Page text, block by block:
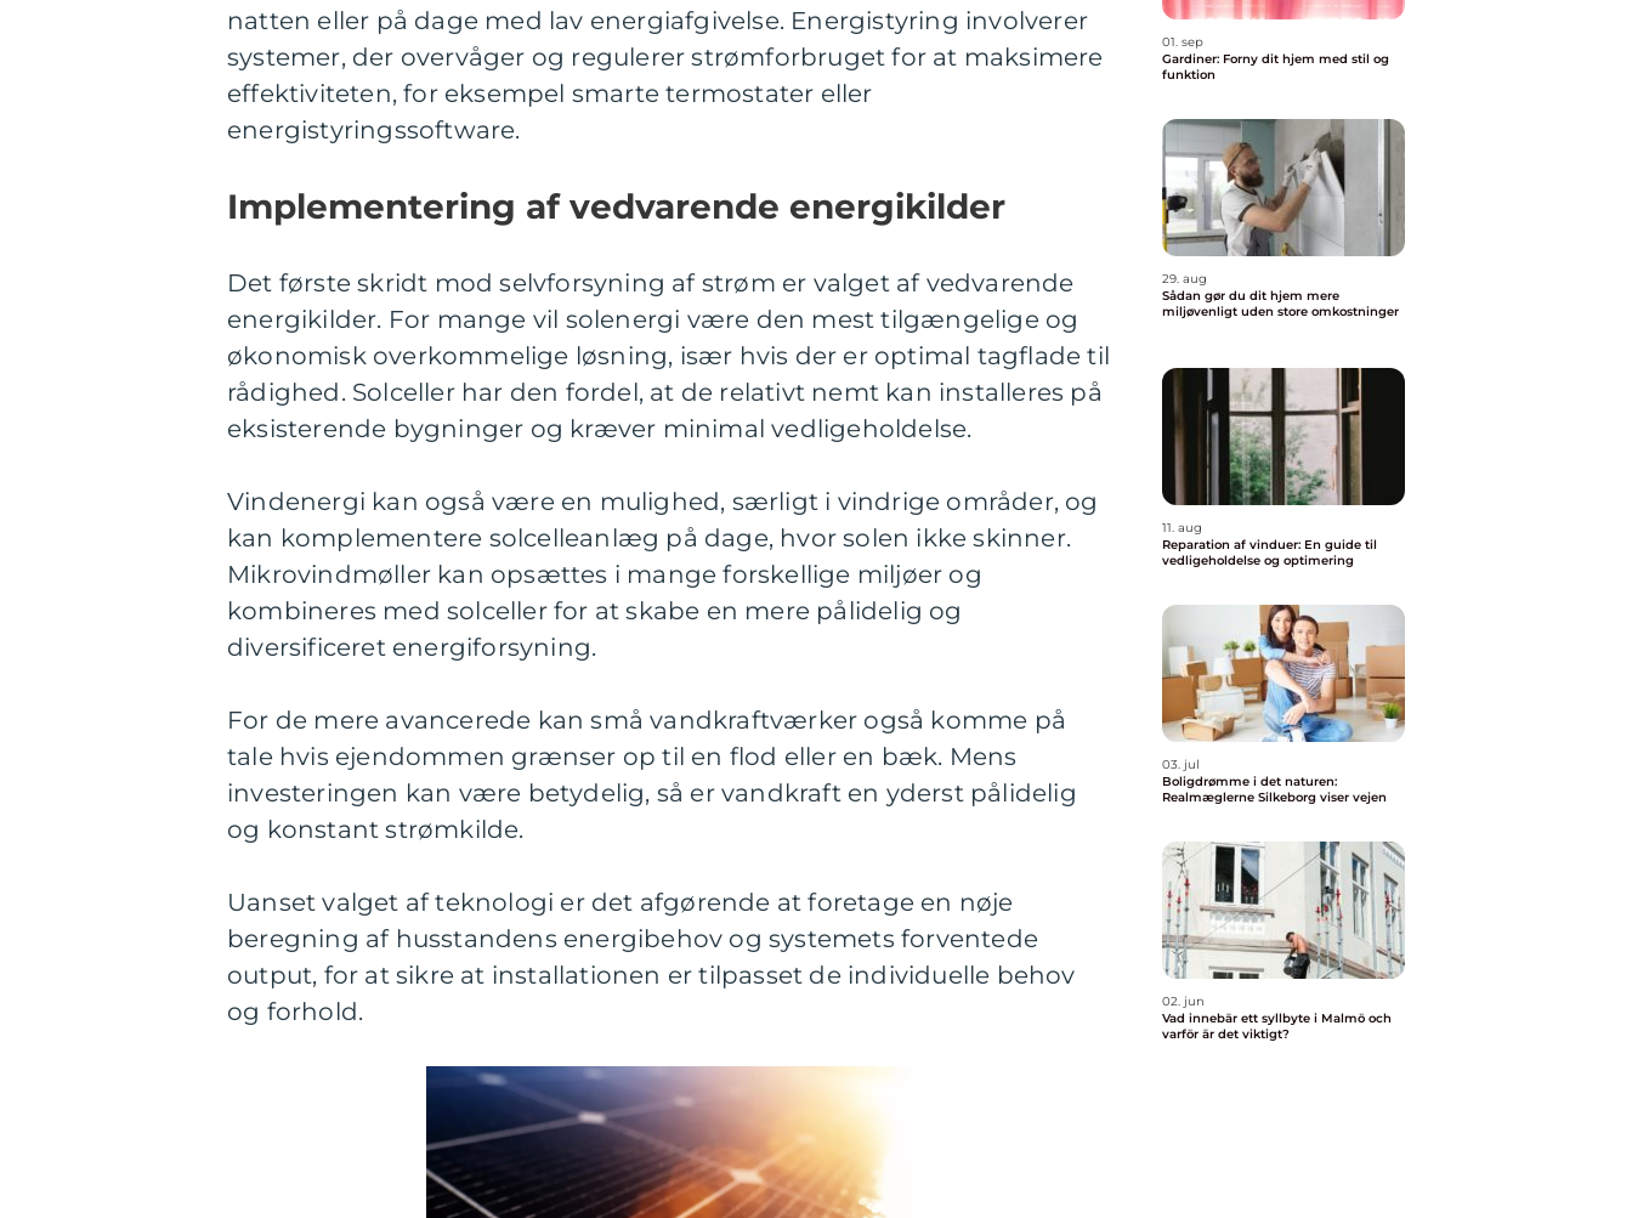
natten eller på dage med lav energiafgivelse. Energistyring involverer
systemer, der overvåger og regulerer strømforbruget for at maksimere
effektiviteten, for eksempel smarte termostater eller
energistyringssoftware.
Implementering af vedvarende energikilder
Det første skridt mod selvforsyning af strøm er valget af vedvarende
energikilder. For mange vil solenergi være den mest tilgængelige og
økonomisk overkommelige løsning, især hvis der er optimal tagflade til
rådighed. Solceller har den fordel, at de relativt nemt kan installeres på
eksisterende bygninger og kræver minimal vedligeholdelse.
Vindenergi kan også være en mulighed, særligt i vindrige områder, og
kan komplementere solcelleanlæg på dage, hvor solen ikke skinner.
Mikrovindmøller kan opsættes i mange forskellige miljøer og
kombineres med solceller for at skabe en mere pålidelig og
diversificeret energiforsyning.
For de mere avancerede kan små vandkraftværker også komme på
tale hvis ejendommen grænser op til en flod eller en bæk. Mens
investeringen kan være betydelig, så er vandkraft en yderst pålidelig
og konstant strømkilde.
Uanset valget af teknologi er det afgørende at foretage en nøje
beregning af husstandens energibehov og systemets forventede
output, for at sikre at installationen er tilpasset de individuelle behov
og forhold.
01. sep
Gardiner: Forny dit hjem med stil og
funktion
29. aug
Sådan gør du dit hjem mere
miljøvenligt uden store omkostninger
11. aug
Reparation af vinduer: En guide til
vedligeholdelse og optimering
03. jul
Boligdrømme i det naturen:
Realmæglerne Silkeborg viser vejen
02. jun
Vad innebär ett syllbyte i Malmö och
varför är det viktigt?